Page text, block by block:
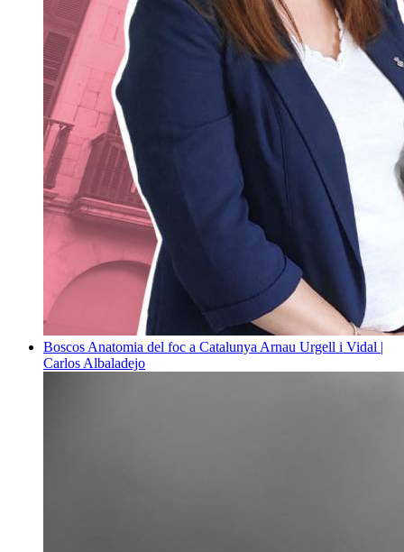
Boscos Anatomia del foc a Catalunya Arnau Urgell i Vidal |
Carlos Albaladejo